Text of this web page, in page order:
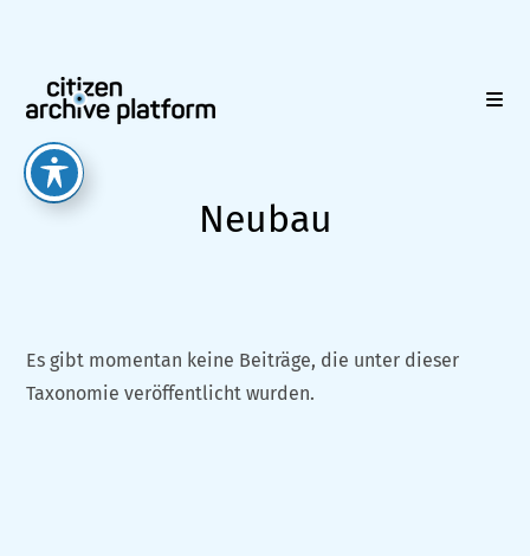
springen
Neubau
Es gibt momentan keine Beiträge, die unter dieser
Taxonomie veröffentlicht wurden.